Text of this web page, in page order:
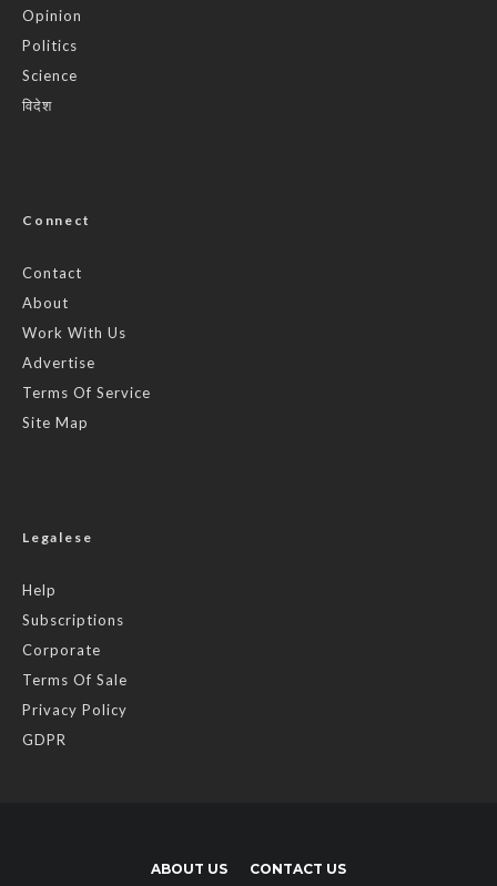
Opinion
Politics
Science
विदेश
Connect
Contact
About
Work With Us
Advertise
Terms Of Service
Site Map
Legalese
Help
Subscriptions
Corporate
Terms Of Sale
Privacy Policy
GDPR
ABOUT US CONTACT US